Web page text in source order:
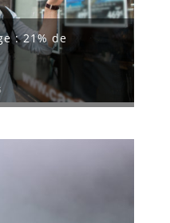
: 21% de